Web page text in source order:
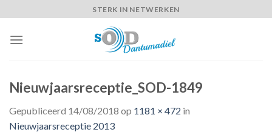
to
content
STERK IN NETWERKEN
Nieuwjaarsreceptie_SOD-1849
Gepubliceerd 14/08/2018 op 1181 × 472 in
Nieuwjaarsreceptie 2013